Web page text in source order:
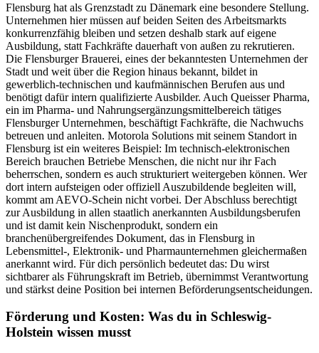
Flensburg hat als Grenzstadt zu Dänemark eine besondere Stellung.
Unternehmen hier müssen auf beiden Seiten des Arbeitsmarkts
konkurrenzfähig bleiben und setzen deshalb stark auf eigene
Ausbildung, statt Fachkräfte dauerhaft von außen zu rekrutieren.
Die Flensburger Brauerei, eines der bekanntesten Unternehmen der
Stadt und weit über die Region hinaus bekannt, bildet in
gewerblich-technischen und kaufmännischen Berufen aus und
benötigt dafür intern qualifizierte Ausbilder. Auch Queisser Pharma,
ein im Pharma- und Nahrungsergänzungsmittelbereich tätiges
Flensburger Unternehmen, beschäftigt Fachkräfte, die Nachwuchs
betreuen und anleiten. Motorola Solutions mit seinem Standort in
Flensburg ist ein weiteres Beispiel: Im technisch-elektronischen
Bereich brauchen Betriebe Menschen, die nicht nur ihr Fach
beherrschen, sondern es auch strukturiert weitergeben können. Wer
dort intern aufsteigen oder offiziell Auszubildende begleiten will,
kommt am AEVO-Schein nicht vorbei. Der Abschluss berechtigt
zur Ausbildung in allen staatlich anerkannten Ausbildungsberufen
und ist damit kein Nischenprodukt, sondern ein
branchenübergreifendes Dokument, das in Flensburg in
Lebensmittel-, Elektronik- und Pharmaunternehmen gleichermaßen
anerkannt wird. Für dich persönlich bedeutet das: Du wirst
sichtbarer als Führungskraft im Betrieb, übernimmst Verantwortung
und stärkst deine Position bei internen Beförderungsentscheidungen.
Förderung und Kosten: Was du in Schleswig-
Holstein wissen musst